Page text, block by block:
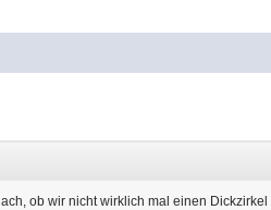
ob wir nicht wirklich mal einen Dickzirkel